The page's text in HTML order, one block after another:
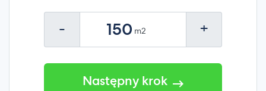
- +
Następny krok